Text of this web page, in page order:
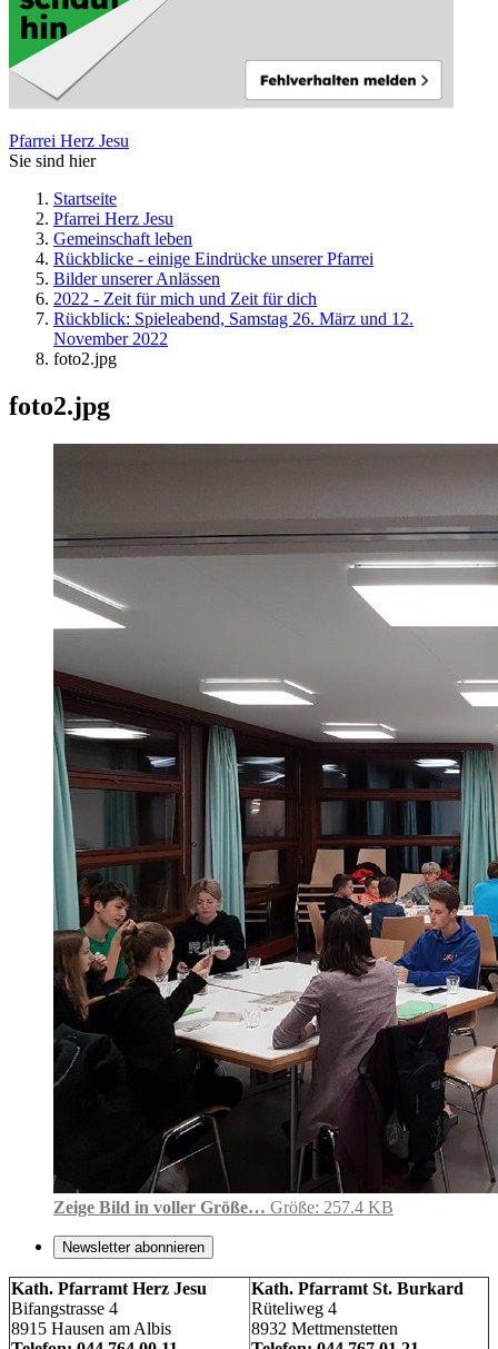
Pfarrei Herz Jesu
Sie sind hier
Startseite
Pfarrei Herz Jesu
Gemeinschaft leben
Rückblicke - einige Eindrücke unserer Pfarrei
Bilder unserer Anlässen
2022 - Zeit für mich und Zeit für dich
Rückblick: Spieleabend, Samstag 26. März und 12.
November 2022
foto2.jpg
foto2.jpg
Zeige Bild in voller Größe… Größe: 257.4 KB
Newsletter abonnieren
Kath. Pfarramt Herz Jesu
Bifangstrasse 4
8915 Hausen am Albis
Kath. Pfarramt St. Burkard
Rüteliweg 4
8932 Mettmenstetten